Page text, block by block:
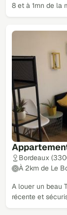
8 et à 1mn de la
Bordeaux
À 2km de Le
A louer un beau
récente et